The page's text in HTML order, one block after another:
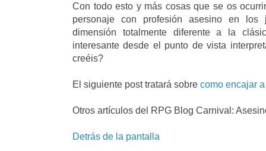
Con todo esto y más cosas que se os
personaje con profesión asesino en
dimensión totalmente diferente a la
interesante desde el punto de vista
creéis?
El siguiente post tratará sobre como encajar
Otros artículos del RPG Blog Carnival:
Detrás de la pantalla